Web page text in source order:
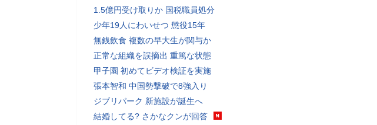
1.5億円受け取りか 国税職員処分
少年19人にわいせつ 懲役15年
無銭飲食 複数の早大生が関与か
正常な組織を誤摘出 重篤な状態
甲子園 初めてビデオ検証を実施
張本智和 中国勢撃破で8強入り
ジブリパーク 新施設が誕生へ
結婚してる? さかなクンが回答